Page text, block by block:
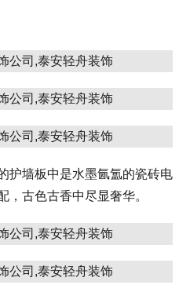
护墙板中是水墨氤氲的瓷砖电
，古色古香中尽显奢华。